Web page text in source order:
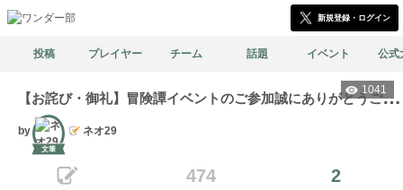
新規登録・ログイン
投稿 プレイヤー チーム 話題 イベント 公式
1041【
お詫び・御礼】冒険譚イベントのご参加誠にありがとうございました。
by
文筆
ネオ29
474 2